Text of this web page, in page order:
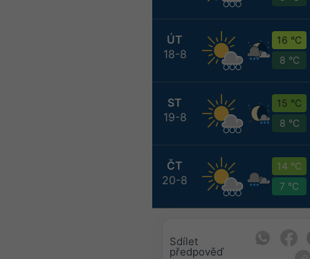
ÚT
18-8
16 °C
8 °C
ST
19-8
15 °C
8 °C
ČT
20-8
14 °C
7 °C
Sdílet
předpověď